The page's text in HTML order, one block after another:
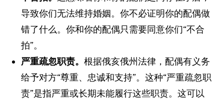
导致你们无法维持婚姻。你不必证明你的配偶做
错了什么。你和你的配偶只需要同意你们“不合
拍”。
严重疏忽职责。 根据俄亥俄州法律，配偶有义务
给予对方“尊重、忠诚和支持”。这种“严重疏忽职
责”是指严重或长期未能履行这些职责。这可以